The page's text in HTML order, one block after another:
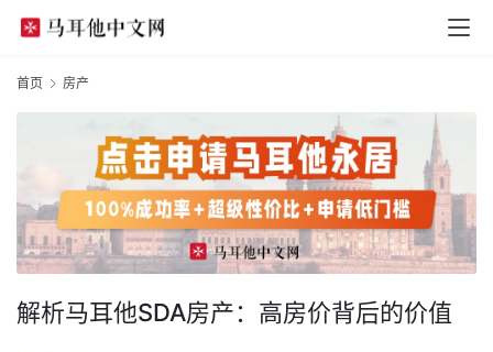
首页 房产
解析马耳他SDA房产：高房价背后的价值